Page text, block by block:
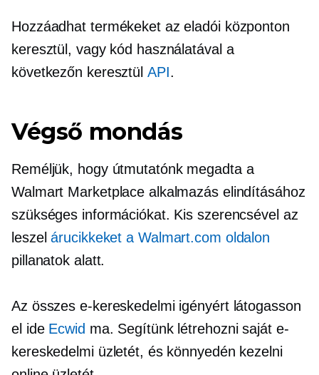
Hozzáadhat termékeket az eladói központon
keresztül, vagy kód használatával a
következőn keresztül API.
Végső mondás
Reméljük, hogy útmutatónk megadta a
Walmart Marketplace alkalmazás elindításához
szükséges információkat. Kis szerencsével az
leszelárucikkeket a Walmart.com oldalon
pillanatok alatt.
Az összes e-kereskedelmi igényért látogasson
el ide Ecwid ma. Segítünk létrehozni saját e-
kereskedelmi üzletét, és könnyedén kezelni